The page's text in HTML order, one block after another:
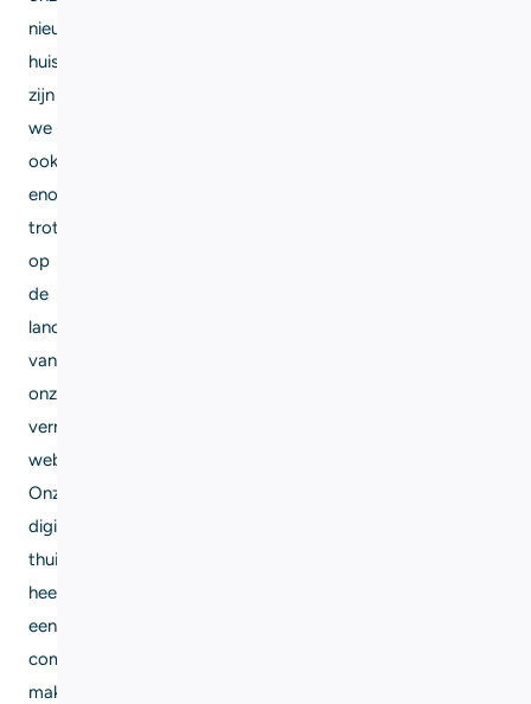
nieuwe
huisstijl
zijn
we
ook
enorm
trots
op
de
lancering
van
onze
vernieuwde
website.
Onze
digitale
thuisbasis
heeft
een
complete
make-